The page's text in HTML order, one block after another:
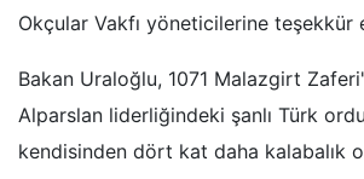
Okçular Vakfı yöneticilerine teşekkür
Bakan Uraloğlu, 1071 Malazgirt
Alparslan liderliğindeki şanlı Türk
kendisinden dört kat daha kalabalık